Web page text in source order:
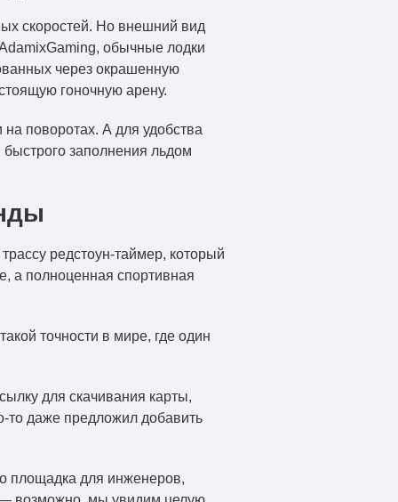
скоростей. Но внешний вид
обычные лодки
через окрашенную
гоночную арену.
поворотах. А для удобства
заполнения льдом
редстоун-таймер, который
а полноценная спортивная
точности в мире, где один
для скачивания карты,
то даже предложил добавить
площадка для инженеров,